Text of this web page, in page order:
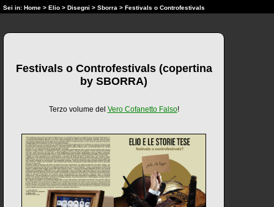
Sei in: Home > Elio > Disegni > Sborra > Festivals o Controfestivals
Festivals o Controfestivals (copertina
by SBORRA)
Terzo volume del Vero Cofanetto Falso!